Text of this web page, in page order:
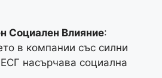
Социален Влияние:
в компании със силни
насърчава социална